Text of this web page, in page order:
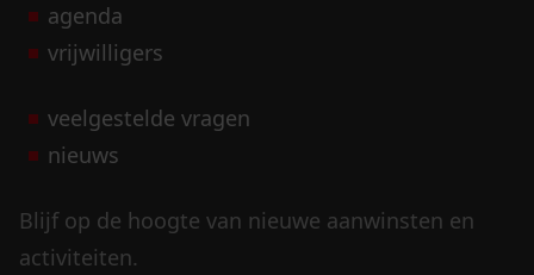
agenda
vrijwilligers
veelgestelde vragen
nieuws
Blijf op de hoogte van nieuwe aanwinsten en
activiteiten.